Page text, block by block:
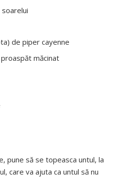
de piper cayenne
măcinat
pune să se topeasca untul, la
care va ajuta ca untul să nu